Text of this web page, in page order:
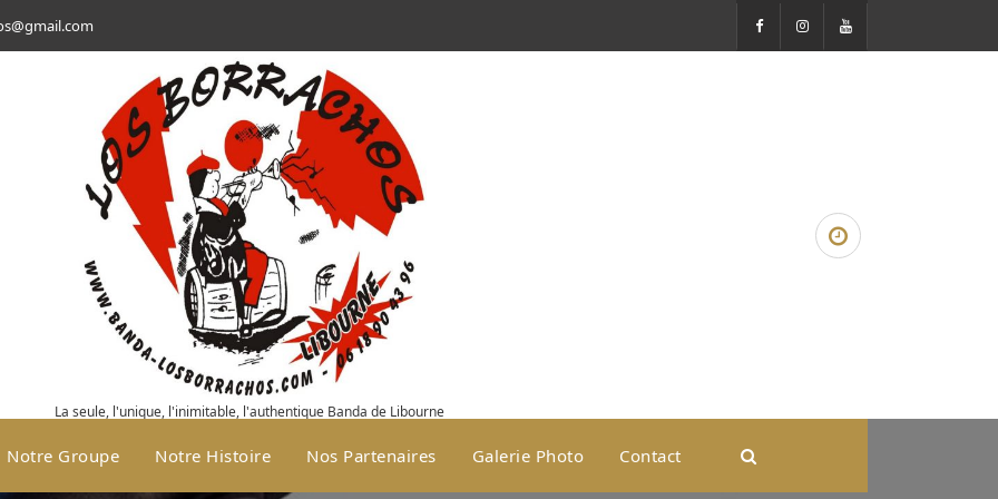
La seule, l'unique, l'inimitable, l'authentique Banda de Libourne
Notre Groupe Notre Histoire Nos Partenaires Galerie Photo Contact